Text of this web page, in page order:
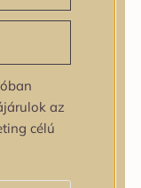
az
célú